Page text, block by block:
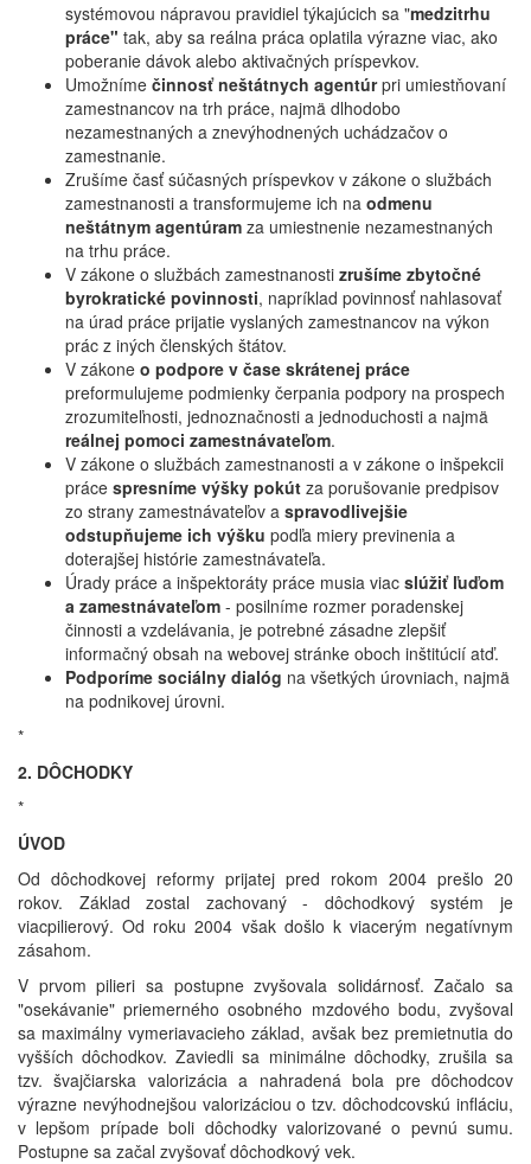
systémovou nápravou pravidiel týkajúcich sa "medzitrhu
práce" tak, aby sa reálna práca oplatila výrazne viac, ako
poberanie dávok alebo aktivačných príspevkov.
Umožníme činnosť neštátnych agentúrpri umiestňovaní
zamestnancov na trh práce, najmä dlhodobo
nezamestnaných a znevýhodnených uchádzačov o
zamestnanie.
Zrušíme časť súčasných príspevkov v zákone o službách
zamestnanosti a transformujeme ich na odmenu
neštátnym agentúram za umiestnenie nezamestnaných
na trhu práce.
V zákone o službách zamestnanosti zrušíme zbytočné
byrokratické povinnosti, napríklad povinnosť nahlasovať
na úrad práce prijatie vyslaných zamestnancov na výkon
prác z iných členských štátov.
V zákone o podpore v čase skrátenej práce
preformulujeme podmienky čerpania podpory na prospech
zrozumiteľnosti, jednoznačnosti a jednoduchosti a najmä
reálnej pomoci zamestnávateľom.
V zákone o službách zamestnanosti a v zákone o inšpekcii
práce spresníme výšky pokút za porušovanie predpisov
zo strany zamestnávateľov a spravodlivejšie
odstupňujeme ich výšku podľa miery previnenia a
doterajšej histórie zamestnávateľa.
Úrady práce a inšpektoráty práce musia viac slúžiť ľuďom
a zamestnávateľom - posilníme rozmer poradenskej
činnosti a vzdelávania, je potrebné zásadne zlepšiť
informačný obsah na webovej stránke oboch inštitúcií atď.
Podporíme sociálny dialóg na všetkých úrovniach, najmä
na podnikovej úrovni.
*
2. DÔCHODKY
*
ÚVOD
Od dôchodkovej reformy prijatej pred rokom 2004 prešlo 20
rokov. Základ zostal zachovaný - dôchodkový systém je
viacpilierový. Od roku 2004 však došlo k viacerým negatívnym
zásahom.
V prvom pilieri sa postupne zvyšovala solidárnosť. Začalo sa
"osekávanie" priemerného osobného mzdového bodu, zvyšoval
sa maximálny vymeriavacieho základ, avšak bez premietnutia do
vyšších dôchodkov. Zaviedli sa minimálne dôchodky, zrušila sa
tzv. švajčiarska valorizácia a nahradená bola pre dôchodcov
výrazne nevýhodnejšou valorizáciou o tzv. dôchodcovskú infláciu,
v lepšom prípade boli dôchodky valorizované o pevnú sumu.
Postupne sa začal zvyšovať dôchodkový vek.